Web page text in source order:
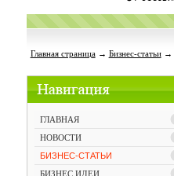
Главная страница→ Бизнес-статьи→
ГЛАВНАЯ
НОВОСТИ
БИЗНЕС-СТАТЬИ
БИЗНЕС ИДЕИ